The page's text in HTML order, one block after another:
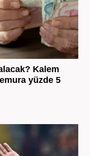
Kalem
yüzde 5